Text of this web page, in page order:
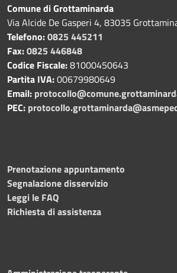
Comune di Grottaminarda
Via Alcide De Gasperi 4, 83035
Telefono:0825 445211
Fax:0825 446848
Codice Fiscale:81000450643
Partita IVA:00679980649
Email:
PEC:
Prenotazione appuntamento
Segnalazione disservizio
Leggi le FAQ
Richiesta di assistenza